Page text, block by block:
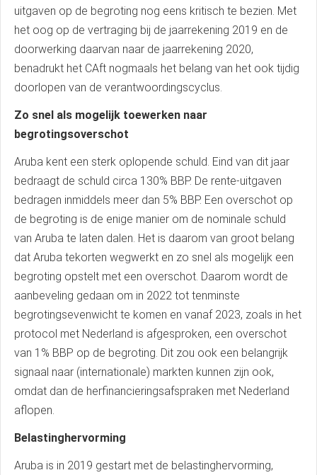
uitgaven op de begroting nog eens kritisch te bezien. Met
het oog op de vertraging bij de jaarrekening 2019 en de
doorwerking daarvan naar de jaarrekening 2020,
benadrukt het CAft nogmaals het belang van het ook tijdig
doorlopen van de verantwoordingscyclus.
Zo snel als mogelijk toewerken naar
begrotingsoverschot
Aruba kent een sterk oplopende schuld. Eind van dit jaar
bedraagt de schuld circa 130% BBP. De rente-uitgaven
bedragen inmiddels meer dan 5% BBP. Een overschot op
de begroting is de enige manier om de nominale schuld
van Aruba te laten dalen. Het is daarom van groot belang
dat Aruba tekorten wegwerkt en zo snel als mogelijk een
begroting opstelt met een overschot. Daarom wordt de
aanbeveling gedaan om in 2022 tot tenminste
begrotingsevenwicht te komen en vanaf 2023, zoals in het
protocol met Nederland is afgesproken, een overschot
van 1% BBP op de begroting. Dit zou ook een belangrijk
signaal naar (internationale) markten kunnen zijn ook,
omdat dan de herfinancieringsafspraken met Nederland
aflopen.
Belastinghervorming
Aruba is in 2019 gestart met de belastinghervorming,